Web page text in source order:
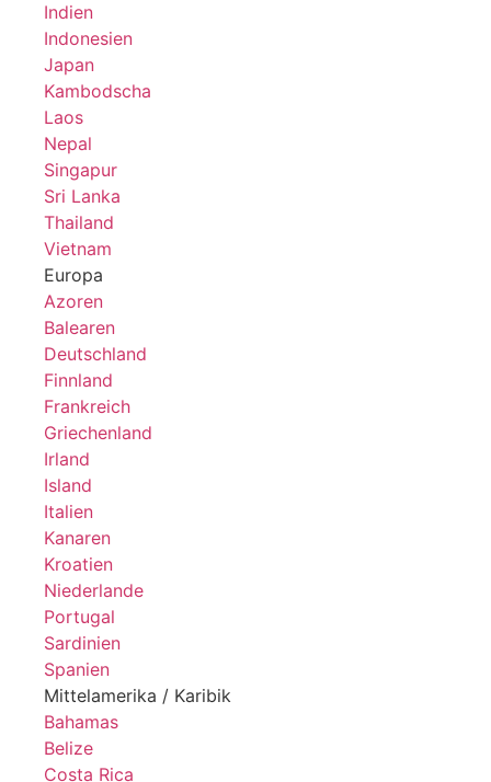
Indien
Indonesien
Japan
Kambodscha
Laos
Nepal
Singapur
Sri Lanka
Thailand
Vietnam
Europa
Azoren
Balearen
Deutschland
Finnland
Frankreich
Griechenland
Irland
Island
Italien
Kanaren
Kroatien
Niederlande
Portugal
Sardinien
Spanien
Mittelamerika / Karibik
Bahamas
Belize
Costa Rica